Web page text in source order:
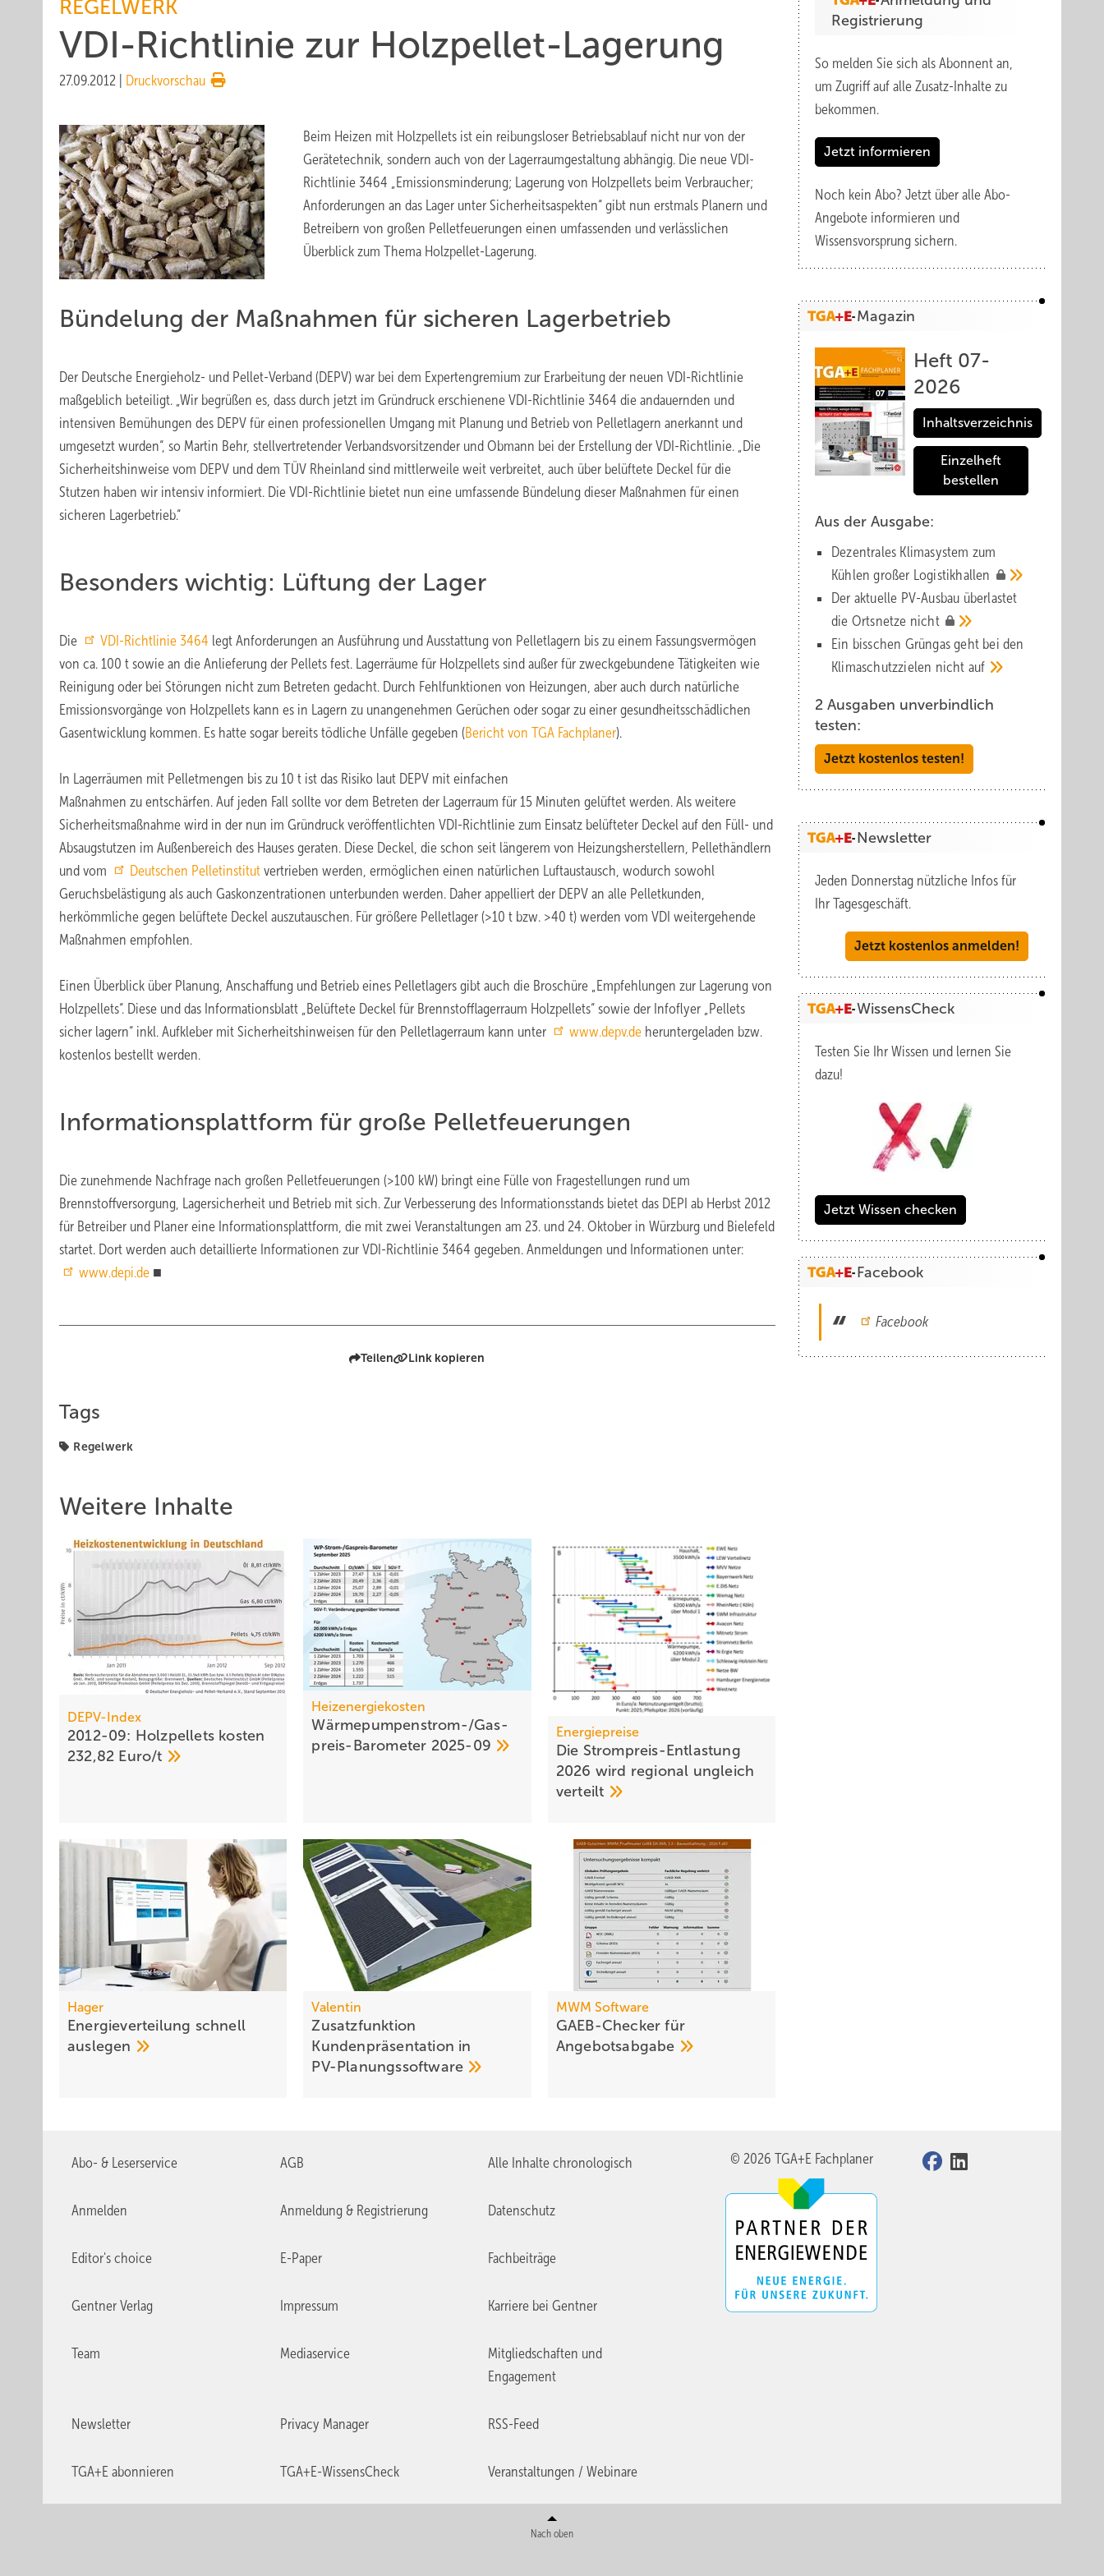
REGELWERK
VDI-Richtlinie zur Holzpellet-Lagerung
27.09.2012 Druckvorschau
Beim Heizen mit Holzpellets ist ein reibungsloser Betriebsablauf nicht nur von der
Gerätetechnik, sondern auch von der Lagerraumgestaltung abhängig. Die neue VDI-
Richtlinie 3464 „Emissionsminderung; Lagerung von Holzpellets beim Verbraucher;
Anforderungen an das Lager unter Sicherheitsaspekten“ gibt nun erstmals Planern und
Betreibern von großen Pelletfeuerungen einen umfassenden und verlässlichen
Überblick zum Thema Holzpellet-Lagerung.
Bündelung der Maßnahmen für sicheren Lagerbetrieb
Der Deutsche Energieholz- und Pellet-Verband (DEPV) war bei dem Expertengremium zur Erarbeitung der neuen VDI-Richtlinie
maßgeblich beteiligt. „Wir begrüßen es, dass durch jetzt im Gründruck erschienene VDI-Richtlinie 3464 die andauernden und
intensiven Bemühungen des DEPV für einen professionellen Umgang mit Planung und Betrieb von Pelletlagern anerkannt und
umgesetzt wurden“, so Martin Behr, stellvertretender Verbandsvorsitzender und Obmann bei der Erstellung der VDI-Richtlinie. „Die
Sicherheitshinweise vom DEPV und dem TÜV Rheinland sind mittlerweile weit verbreitet, auch über belüftete Deckel für die
Stutzen haben wir intensiv informiert. Die VDI-Richtlinie bietet nun eine umfassende Bündelung dieser Maßnahmen für einen
sicheren Lagerbetrieb.“
Besonders wichtig: Lüftung der Lager
Die VDI-Richtlinie 3464 legt Anforderungen an Ausführung und Ausstattung von Pelletlagern bis zu einem Fassungsvermögen
von ca. 100 t sowie an die Anlieferung der Pellets fest. Lagerräume für Holzpellets sind außer für zweckgebundene Tätigkeiten wie
Reinigung oder bei Störungen nicht zum Betreten gedacht. Durch Fehlfunktionen von Heizungen, aber auch durch natürliche
Emissionsvorgänge von Holzpellets kann es in Lagern zu unangenehmen Gerüchen oder sogar zu einer gesundheitsschädlichen
Gasentwicklung kommen. Es hatte sogar bereits tödliche Unfälle gegeben (Bericht von TGA Fachplaner).
In Lagerräumen mit Pelletmengen bis zu 10 t ist das Risiko laut DEPV mit einfachen
Maßnahmen zu entschärfen. Auf jeden Fall sollte vor dem Betreten der Lagerraum für 15 Minuten gelüftet werden. Als weitere
Sicherheitsmaßnahme wird in der nun im Gründruck veröffentlichten VDI-Richtlinie zum Einsatz belüfteter Deckel auf den Füll- und
Absaugstutzen im Außenbereich des Hauses geraten. Diese Deckel, die schon seit längerem von Heizungsherstellern, Pellethändlern
und vom
Deutschen Pelletinstitut vertrieben werden, ermöglichen einen natürlichen Luftaustausch, wodurch sowohl
Geruchsbelästigung als auch Gaskonzentrationen unterbunden werden. Daher appelliert der DEPV an alle Pelletkunden,
herkömmliche gegen belüftete Deckel auszutauschen. Für größere Pelletlager (>10 t bzw. >40 t) werden vom VDI weitergehende
Maßnahmen empfohlen.
Einen Überblick über Planung, Anschaffung und Betrieb eines Pelletlagers gibt auch die Broschüre „Empfehlungen zur Lagerung von
Holzpellets“. Diese und das Informationsblatt „Belüftete Deckel für Brennstofflagerraum Holzpellets“ sowie der Infoflyer „Pellets
sicher lagern“ inkl. Aufkleber mit Sicherheitshinweisen für den Pelletlagerraum kann unter
www.depv.de heruntergeladen bzw.
kostenlos bestellt werden.
Informationsplattform für große Pelletfeuerungen
Die zunehmende Nachfrage nach großen Pelletfeuerungen (>100 kW) bringt eine Fülle von Fragestellungen rund um
Brennstoffversorgung, Lagersicherheit und Betrieb mit sich. Zur Verbesserung des Informationsstands bietet das DEPI ab Herbst 2012
für Betreiber und Planer eine Informationsplattform, die mit zwei Veranstaltungen am 23. und 24. Oktober in Würzburg und Bielefeld
startet. Dort werden auch detaillierte Informationen zur VDI-Richtlinie 3464 gegeben. Anmeldungen und Informationen unter:
www.depi.de ■
Teilen Link kopieren
Tags
Regelwerk
Weitere Inhalte
DEPV-Index
2012-09: Holzpellets kosten
232,82 Euro/t
Heizenergiekosten
Wärmepumpen­strom-/Gas­
preis-Baro­meter 2025-09
Energiepreise
Die Strompreis-Entlastung
2026 wird regional ungleich
verteilt
Hager
Energieverteilung schnell
auslegen
Valentin
Zusatzfunktion
Kundenpräsentation in
PV-Planungssoftware
MWM Software
GAEB-Checker für
Angebotsabgabe
Registrierung
So melden Sie sich als Abonnent an,
um Zugriff auf alle Zusatz-Inhalte zu
bekommen.
Jetzt informieren
Noch kein Abo? Jetzt über alle Abo-
Angebote informieren und
Wissensvorsprung sichern.
Magazin
Heft 07-
2026
Inhaltsverzeichnis
Einzelheft
bestellen
Aus der Ausgabe:
Dezentrales Klimasystem zum
Kühlen großer Logistik­hallen
Der aktuelle PV-Ausbau über­lastet
die Orts­netze nicht
Ein bisschen Grüngas geht bei den
Klima­schutz­zielen nicht auf
2 Ausgaben unverbindlich
testen:
Jetzt kostenlos testen!
Newsletter
Jeden Donnerstag nützliche Infos für
Ihr Tagesgeschäft.
Jetzt kostenlos anmelden!
WissensCheck
Testen Sie Ihr Wissen und lernen Sie
dazu!
Jetzt Wissen checken
Facebook
Facebook
Abo- & Leserservice AGB Alle Inhalte chronologisch
Anmelden Anmeldung & Registrierung Datenschutz
Editor's choice E-Paper Fachbeiträge
Gentner Verlag Impressum Karriere bei Gentner
Team Mediaservice
Mitgliedschaften und
Engagement
Newsletter Privacy Manager RSS-Feed
TGA+E abonnieren TGA+E-WissensCheck Veranstaltungen / Webinare
© 2026 TGA+E Fachplaner
Nach oben